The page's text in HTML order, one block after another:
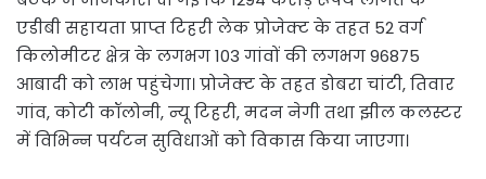
एडीबी सहायता प्राप्त टिहरी लेक प्रोजेक्ट के तहत 52 वर्ग
किलोमीटर क्षेत्र के लगभग 103 गांवों की लगभग 96875
आबादी को लाभ पहुंचेगा। प्रोजेक्ट के तहत डोबरा चांटी, तिवार
गांव, कोटी कॉलोनी, न्यू टिहरी, मदन नेगी तथा झील कलस्टर
में विभिन्न पर्यटन सुविधाओं को विकास किया जाएगा।